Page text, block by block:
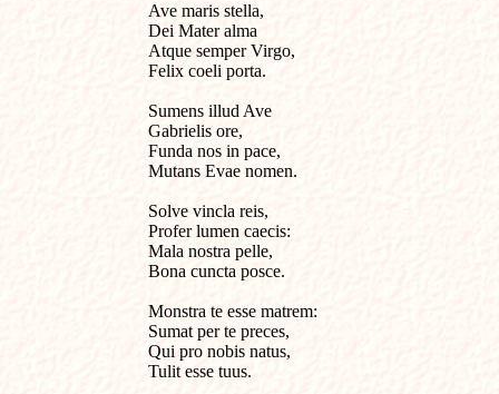
Ave maris stella,
Dei Mater alma
Atque semper Virgo,
Felix coeli porta.
Sumens illud Ave
Gabrielis ore,
Funda nos in pace,
Mutans Evae nomen.
Solve vincla reis,
Profer lumen caecis:
Mala nostra pelle,
Bona cuncta posce.
Monstra te esse matrem:
Sumat per te preces,
Qui pro nobis natus,
Tulit esse tuus.